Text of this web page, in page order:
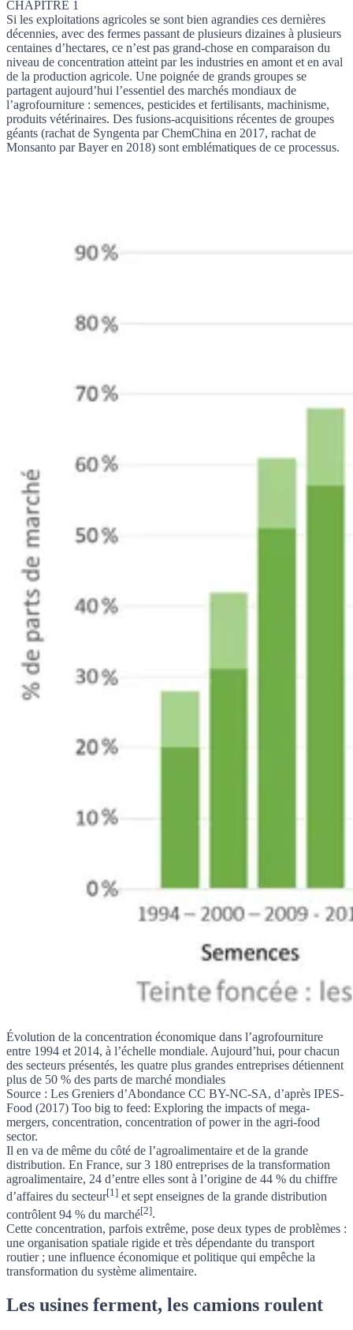
CHAPITRE 1
Si les exploitations agricoles se sont bien agrandies ces dernières
décennies, avec des fermes passant de plusieurs dizaines à plusieurs
centaines d’hectares, ce n’est pas grand-chose en comparaison du
niveau de concentration atteint par les industries en amont et en aval
de la production agricole. Une poignée de grands groupes se
partagent aujourd’hui l’essentiel des marchés mondiaux de
l’agrofourniture : semences, pesticides et fertilisants, machinisme,
produits vétérinaires. Des fusions-acquisitions récentes de groupes
géants (rachat de Syngenta par ChemChina en 2017, rachat de
Monsanto par Bayer en 2018) sont emblématiques de ce processus.
Évolution de la concentration économique dans l’agrofourniture
entre 1994 et 2014, à l’échelle mondiale. Aujourd’hui, pour chacun
des secteurs présentés, les quatre plus grandes entreprises détiennent
plus de 50 % des parts de marché mondiales
Source : Les Greniers d’Abondance CC BY-NC-SA, d’après IPES-
Food (2017) Too big to feed: Exploring the impacts of mega-
mergers, concentration, concentration of power in the agri-food
sector.
Il en va de même du côté de l’agroalimentaire et de la grande
distribution. En France, sur 3 180 entreprises de la transformation
agroalimentaire, 24 d’entre elles sont à l’origine de 44 % du chiffre
d’affaires du secteur[1] et sept enseignes de la grande distribution
contrôlent 94 % du marché[2].
Cette concentration, parfois extrême, pose deux types de problèmes :
une organisation spatiale rigide et très dépendante du transport
routier ; une influence économique et politique qui empêche la
transformation du système alimentaire.
Les usines ferment, les camions roulent